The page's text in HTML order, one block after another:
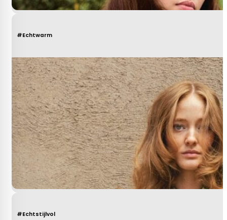
#Echtwarm
#Echtstijlvol